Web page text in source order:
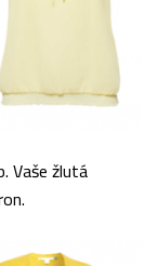
Vaše žlutá